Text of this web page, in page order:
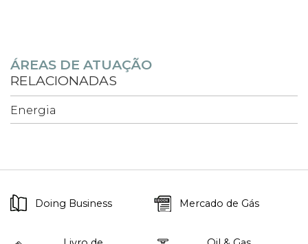
ÁREAS DE ATUAÇÃO
RELACIONADAS
Energia
Doing Business Mercado de Gás